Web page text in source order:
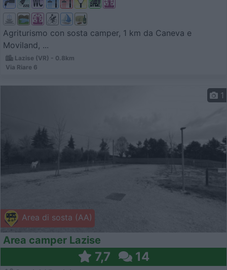
Agriturismo con sosta camper, 1 km da Caneva e
Moviland, ...
Lazise (VR) - 0.8km
Via Riare 6
Area di sosta (AA)
1
Area camper Lazise
7,7 14